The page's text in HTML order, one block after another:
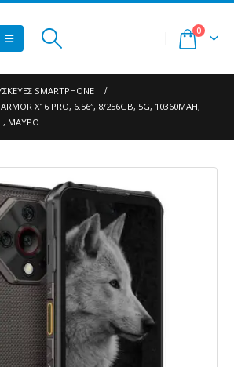
0
SMARTPHONE
X16 PRO, 6.56″, 8/256GB, 5G, 10360MAH,
ΜΑΎΡΟ